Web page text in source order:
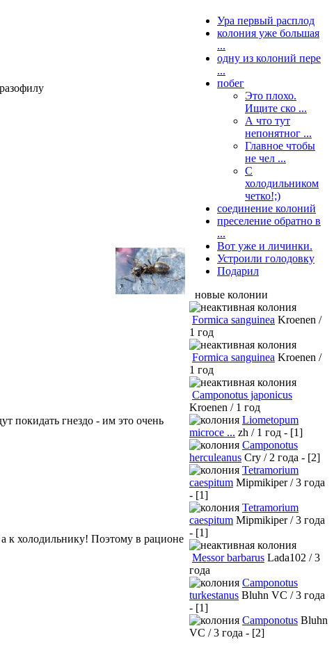
покидать гнездо - им это очень
к холодильнику! Поэтому в рационе
Ура первый расплод
колония уже большая
...
одну из колоний пере
...
побег
Это плохо.
Ищите ско ...
А что тут
непонятног ...
Главное чтобы
не чел ...
С
холодильником
четко!;)
соединение колоний
преселение обратно в
...
Вот уже и личинки.
Устроили голодовку
Подарил
новые колонии
Formica sanguinea Kroenen /
1 год
Formica sanguinea Kroenen /
1 год
Camponotus japonicus
Kroenen / 1 год
Liometopum
microce ... zh / 1 год - [1]
Camponotus
herculeanus Cry / 2 года - [2]
Tetramorium
caespitum Mipmikiper / 3 года
- [1]
Tetramorium
caespitum Mipmikiper / 3 года
- [1]
Messor barbarus Lada102 / 3
года
Camponotus
turkestanus Bluhn VC / 3 года
- [1]
Camponotus Bluhn
VC / 3 года - [2]